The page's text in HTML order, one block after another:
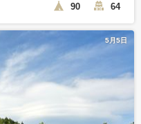
90 64
5月5日